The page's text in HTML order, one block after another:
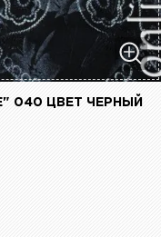
040 ЦВЕТ ЧЕРНЫЙ